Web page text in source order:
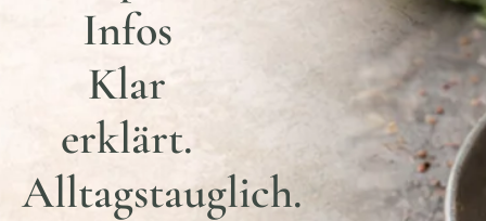
Infos
Klar
erklärt.
Alltagstauglich.